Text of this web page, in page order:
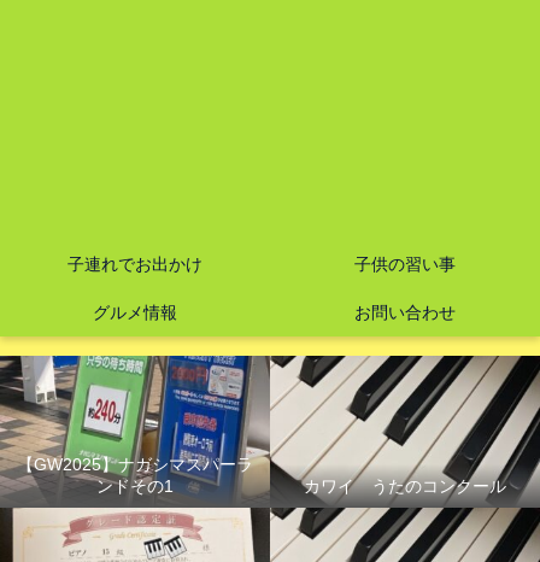
子連れでお出かけ 子供の習い事
グルメ情報 お問い合わせ
【GW2025】ナガシマスパーラ
ンドその1
カワイ うたのコンクール